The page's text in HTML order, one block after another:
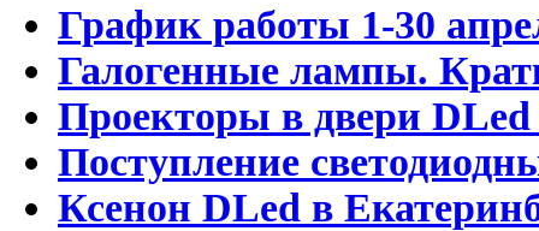
График работы 1-30
Галогенные лампы.
Проекторы в двери DLed
Поступление
Ксенон DLed в